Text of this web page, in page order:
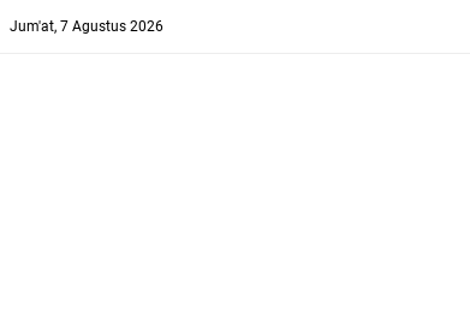
Jum'at, 7 Agustus 2026